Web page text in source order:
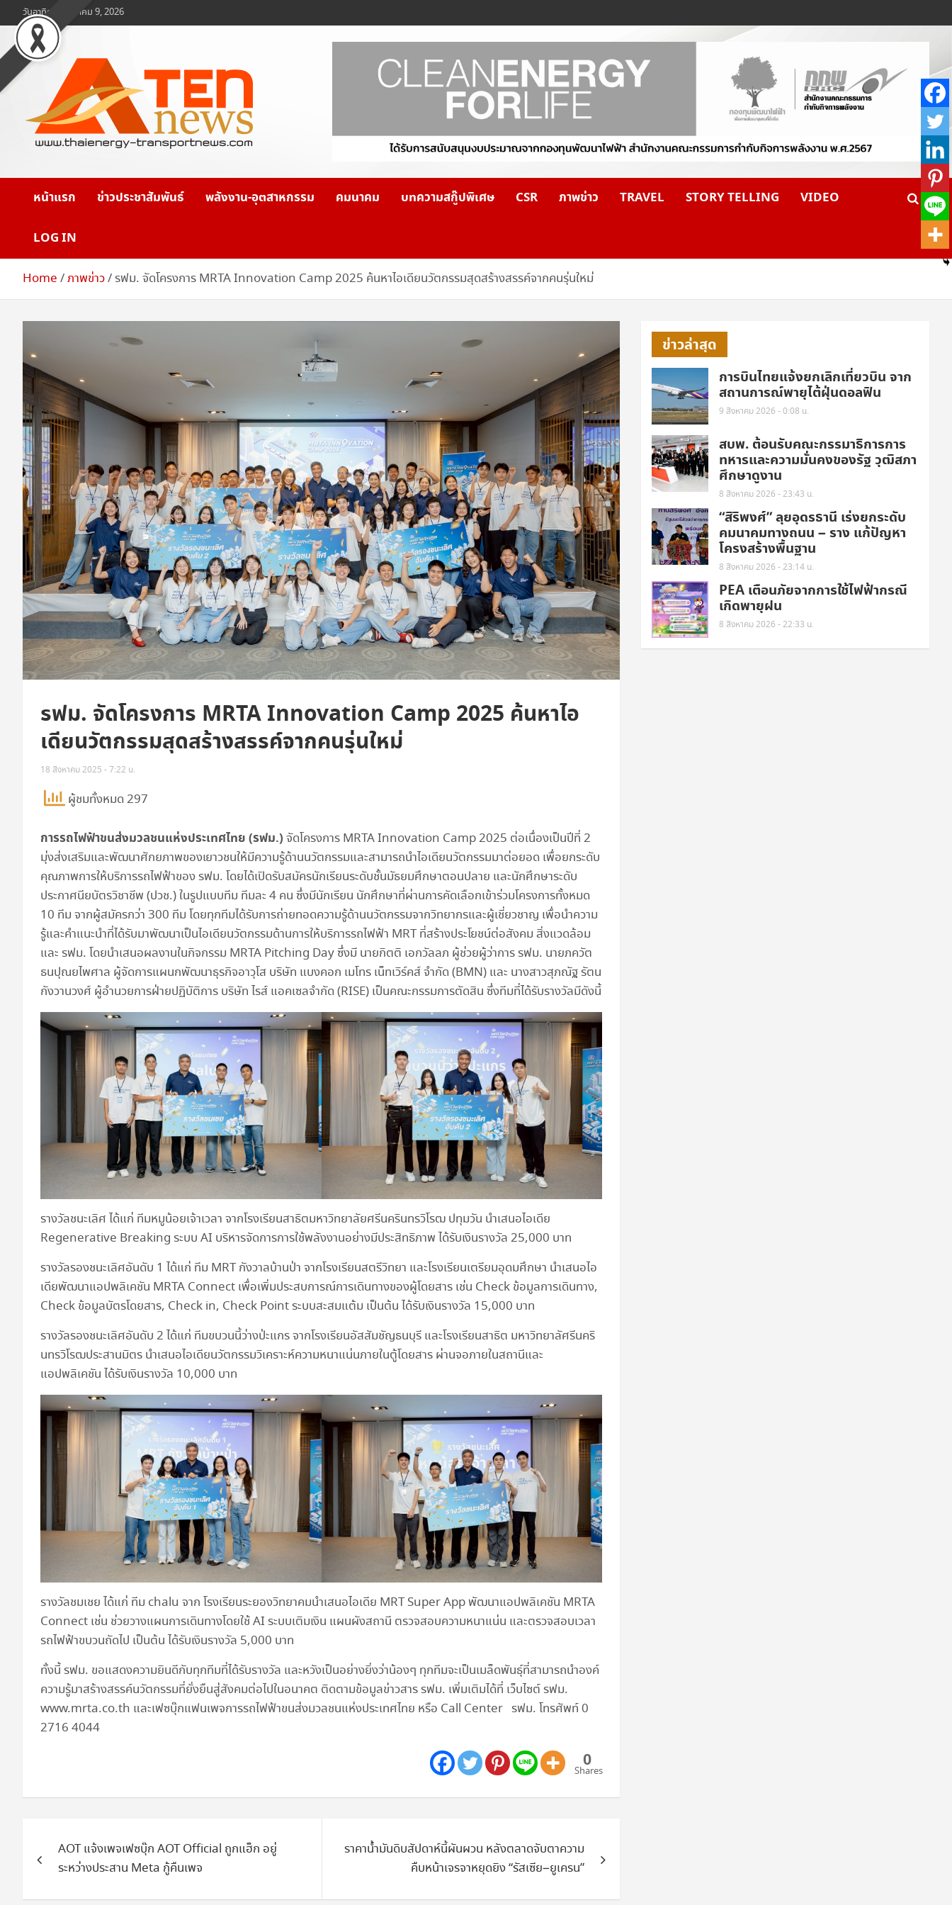
to
content
วันอาทิตย์, สิงหาคม 9, 2026
www.ten-news.com
หน้าแรก ข่าวประชาสัมพันธ์ พลังงาน-อุตสาหกรรม คมนาคม บทความสกู๊ปพิเศษ CSR ภาพข่าว TRAVEL STORY TELLING VIDEO
LOG IN
Home ภาพข่าว รฟม. จัดโครงการ MRTA Innovation Camp 2025 ค้นหาไอเดียนวัตกรรมสุดสร้างสรรค์จากคนรุ่นใหม่
รฟม. จัดโครงการ MRTA Innovation Camp 2025 ค้นหาไอ
เดียนวัตกรรมสุดสร้างสรรค์จากคนรุ่นใหม่
18 สิงหาคม 2025 - 7:22 น.
ผู้ชมทั้งหมด 297
การรถไฟฟ้าขนส่งมวลชนแห่งประเทศไทย (รฟม.) จัดโครงการ MRTA Innovation Camp 2025 ต่อเนื่องเป็นปีที่ 2
มุ่งส่งเสริมและพัฒนาศักยภาพของเยาวชนให้มีความรู้ด้านนวัตกรรมและสามารถนำไอเดียนวัตกรรมมาต่อยอด เพื่อยกระดับ
คุณภาพการให้บริการรถไฟฟ้าของ รฟม. โดยได้เปิดรับสมัครนักเรียนระดับชั้นมัธยมศึกษาตอนปลาย และนักศึกษาระดับ
ประกาศนียบัตรวิชาชีพ (ปวช.) ในรูปแบบทีม ทีมละ 4 คน ซึ่งมีนักเรียน นักศึกษาที่ผ่านการคัดเลือกเข้าร่วมโครงการทั้งหมด
10 ทีม จากผู้สมัครกว่า 300 ทีม โดยทุกทีมได้รับการถ่ายทอดความรู้ด้านนวัตกรรมจากวิทยากรและผู้เชี่ยวชาญ เพื่อนำความ
รู้และคำแนะนำที่ได้รับมาพัฒนาเป็นไอเดียนวัตกรรมด้านการให้บริการรถไฟฟ้า MRT ที่สร้างประโยชน์ต่อสังคม สิ่งแวดล้อม
และ รฟม. โดยนำเสนอผลงานในกิจกรรม MRTA Pitching Day ซึ่งมี นายกิตติ เอกวัลลภ ผู้ช่วยผู้ว่าการ รฟม. นายภควัต
ธนปุณยไพศาล ผู้จัดการแผนกพัฒนาธุรกิจอาวุโส บริษัท แบงคอก เมโทร เน็ทเวิร์คส์ จำกัด (BMN) และ นางสาวสุภณัฐ รัตน
กังวานวงศ์ ผู้อำนวยการฝ่ายปฏิบัติการ บริษัท ไรส์ แอคเซลจำกัด (RISE) เป็นคณะกรรมการตัดสิน ซึ่งทีมที่ได้รับรางวัลมีดังนี้
รางวัลชนะเลิศ ได้แก่ ทีมหมูน้อยเจ้าเวลา จากโรงเรียนสาธิตมหาวิทยาลัยศรีนครินทรวิโรฒ ปทุมวัน นำเสนอไอเดีย
Regenerative Breaking ระบบ AI บริหารจัดการการใช้พลังงานอย่างมีประสิทธิภาพ ได้รับเงินรางวัล 25,000 บาท
รางวัลรองชนะเลิศอันดับ 1 ได้แก่ ทีม MRT กังวาลบ้านป่า จากโรงเรียนสตรีวิทยา และโรงเรียนเตรียมอุดมศึกษา นำเสนอไอ
เดียพัฒนาแอปพลิเคชัน MRTA Connect เพื่อเพิ่มประสบการณ์การเดินทางของผู้โดยสาร เช่น Check ข้อมูลการเดินทาง,
Check ข้อมูลบัตรโดยสาร, Check in, Check Point ระบบสะสมแต้ม เป็นต้น ได้รับเงินรางวัล 15,000 บาท
รางวัลรองชนะเลิศอันดับ 2 ได้แก่ ทีมขบวนนี้ว่างป่ะแกร จากโรงเรียนอัสสัมชัญธนบุรี และโรงเรียนสาธิต มหาวิทยาลัศรีนคริ
นทรวิโรฒประสานมิตร นำเสนอไอเดียนวัตกรรมวิเคราะห์ความหนาแน่นภายในตู้โดยสาร ผ่านจอภายในสถานีและ
แอปพลิเคชัน ได้รับเงินรางวัล 10,000 บาท
รางวัลชมเชย ได้แก่ ทีม chalu จาก โรงเรียนระยองวิทยาคมนำเสนอไอเดีย MRT Super App พัฒนาแอปพลิเคชัน MRTA
Connect เช่น ช่วยวางแผนการเดินทางโดยใช้ AI ระบบเติมเงิน แผนผังสถานี ตรวจสอบความหนาแน่น และตรวจสอบเวลา
รถไฟฟ้าขบวนถัดไป เป็นต้น ได้รับเงินรางวัล 5,000 บาท
ทั้งนี้ รฟม. ขอแสดงความยินดีกับทุกทีมที่ได้รับรางวัล และหวังเป็นอย่างยิ่งว่าน้องๆ ทุกทีมจะเป็นเมล็ดพันธุ์ที่สามารถนำองค์
ความรู้มาสร้างสรรค์นวัตกรรมที่ยั่งยืนสู่สังคมต่อไปในอนาคต ติดตามข้อมูลข่าวสาร รฟม. เพิ่มเติมได้ที่ เว็บไซต์ รฟม.
www.mrta.co.th และเฟซบุ๊กแฟนเพจการรถไฟฟ้าขนส่งมวลชนแห่งประเทศไทย หรือ Call Center รฟม. โทรศัพท์ 0
2716 4044
0
Shares
เรื่องAOT แจ้งเพจเฟซบุ๊ก AOT Official ถูกแฮ็ก อยู่
ระหว่างประสาน Meta กู้คืนเพจ
ราคาน้ำมันดิบสัปดาห์นี้ผันผวน หลังตลาดจับตาความ
คืบหน้าเจรจาหยุดยิง “รัสเซีย–ยูเครน”
ข่าวล่าสุด
การบินไทยแจ้งยกเลิกเที่ยวบิน จาก
สถานการณ์พายุไต้ฝุ่นดอลฟิน
9 สิงหาคม 2026 - 0:08 น.
สบพ. ต้อนรับคณะกรรมาธิการการ
ทหารและความมั่นคงของรัฐ วุฒิสภา
ศึกษาดูงาน
8 สิงหาคม 2026 - 23:43 น.
“สิริพงศ์” ลุยอุดรธานี เร่งยกระดับ
คมนาคมทางถนน – ราง แก้ปัญหา
โครงสร้างพื้นฐาน
8 สิงหาคม 2026 - 23:14 น.
PEA เตือนภัยจากการใช้ไฟฟ้ากรณี
เกิดพายุฝน
8 สิงหาคม 2026 - 22:33 น.